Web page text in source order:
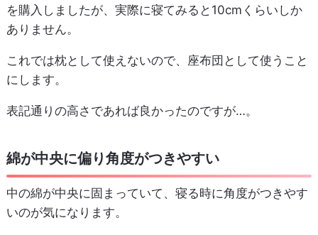
を購入しましたが、実際に寝てみると10cmくらいしか
ありません。
これでは枕として使えないので、座布団として使うこと
にします。
表記通りの高さであれば良かったのですが…。
綿が中央に偏り角度がつきやすい
中の綿が中央に固まっていて、寝る時に角度がつきやす
いのが気になります。